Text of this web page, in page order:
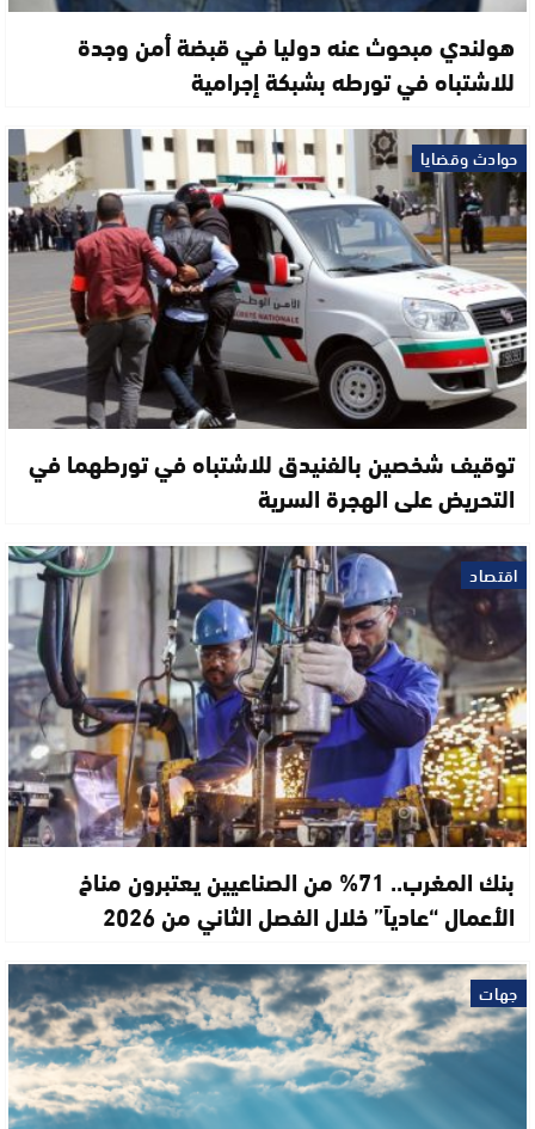
هولندي مبحوث عنه دوليا في قبضة أمن وجدة
للاشتباه في تورطه بشبكة إجرامية
حوادث وقضايا
توقيف شخصين بالفنيدق للاشتباه في تورطهما في
التحريض على الهجرة السرية
اقتصاد
بنك المغرب.. 71% من الصناعيين يعتبرون مناخ
الأعمال “عادياً” خلال الفصل الثاني من 2026
جهات